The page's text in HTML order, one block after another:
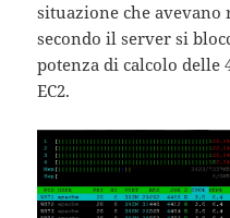
situazione che avevano
secondo il server si
potenza di calcolo delle
EC2.